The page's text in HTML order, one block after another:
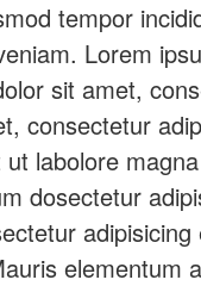
tempor
Lorem
sit amet,
consectetur
labolore
dosectetur
elementum